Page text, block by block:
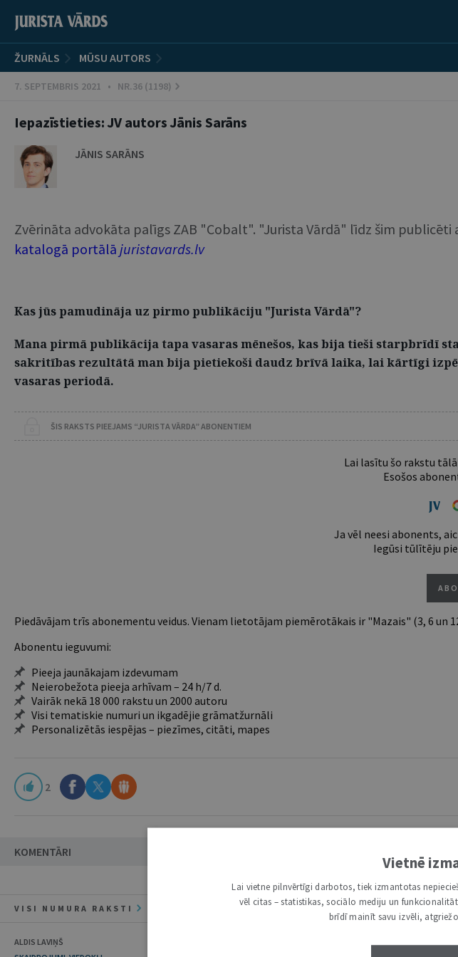
ŽURNĀLS MŪSU AUTORS
7. SEPTEMBRIS 2021 • NR.36 (1198)
Iepazīstieties: JV autors Jānis Sarāns
JĀNIS SARĀNS
Zvērināta advokāta palīgs ZAB "Cobalt". "Jurista Vārdā" līdz šim publicēti
katalogā portālā juristavards.lv
Kas jūs pamudināja uz pirmo publikāciju "Jurista Vārdā"?
Mana pirmā publikācija tapa vasaras mēnešos, kas bija tieši starpbrīdī
sakritības rezultātā man bija pietiekoši daudz brīvā laika, lai kārtīgi
vasaras periodā.
ŠIS RAKSTS PIEEJAMS “JURISTA VĀRDA” ABONENTIEM
Lai lasītu šo rakstu
Esošos
Ja vēl neesi abonents,
Iegūsi tūlītēju
Piedāvājam trīs abonementu veidus. Vienam lietotājam piemērotākais ir "Mazais" (3, 6 un
Abonentu ieguvumi:
Pieeja jaunākajam izdevumam
Neierobežota pieeja arhīvam – 24 h/7 d.
Vairāk nekā 18 000 rakstu un 2000 autoru
Visi tematiskie numuri un ikgadējie grāmatžurnāli
Personalizētās iespējas – piezīmes, citāti, mapes
2
KOMENTĀRI
VISI NUMURA RAKSTI
ALDIS LAVIŅŠ
Vietnē
Lai vietne pilnvērtīgi darbotos, tiek izmantotas
vēl citas – statistikas, sociālo mediju un
brīdī mainīt savu izvēli,